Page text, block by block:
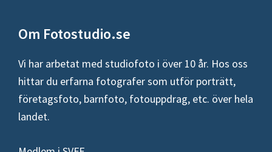
Om Fotostudio.se
Vi har arbetat med studiofoto i över 10 år. Hos oss
hittar du erfarna fotografer som utför porträtt,
företagsfoto, barnfoto, fotouppdrag, etc. över hela
landet.